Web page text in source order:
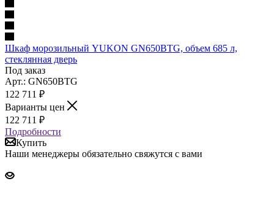
Шкаф морозильный YUKON GN650BTG, объем 685 л,
стеклянная дверь
Под заказ
Арт.: GN650BTG
122 711 ₽
Варианты цен
122 711 ₽
Подробности
Купить
Наши менеджеры обязательно свяжутся с вами